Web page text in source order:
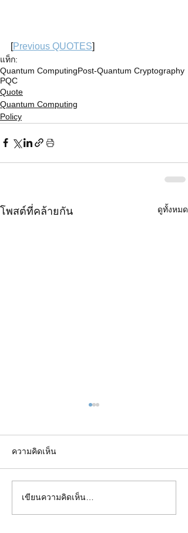
[Previous QUOTES]
แท็ก:
Quantum ComputingPost-Quantum Cryptography
PQC
Quote
Quantum Computing
Policy
โพสต์ที่คล้ายกัน ดูทั้งหมด
Quote (October 2022) - Emma
ความคิดเห็น
เขียนความคิดเห็น…